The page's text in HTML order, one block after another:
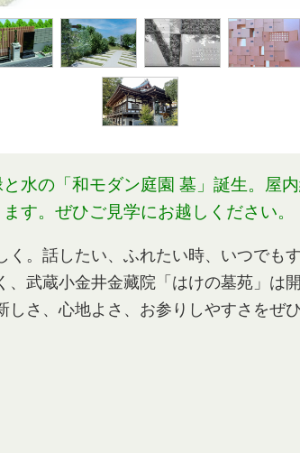
水の「和モダン庭園 墓」誕生。屋
す。ぜひご見学にお越しください。
く。話したい、ふれたい時、いつでも
、武蔵小金井金藏院「はけの墓苑」は
しさ、心地よさ、お参りしやすさをぜ